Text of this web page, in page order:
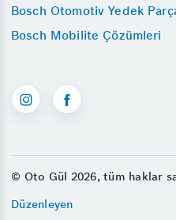
Bosch Otomotiv Yedek
Bosch Mobilite Çözümleri
© Oto Gül 2026, tüm haklar
Düzenleyen